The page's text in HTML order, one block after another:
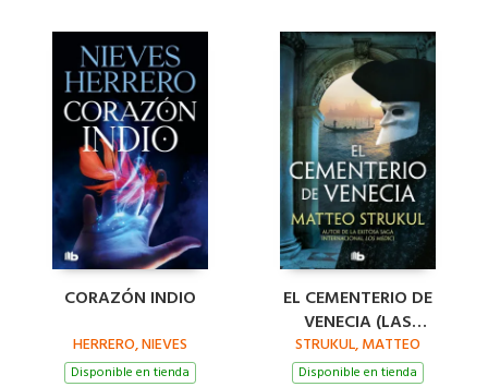
CORAZÓN INDIO
HERRERO, NIEVES
Disponible en tienda
EL CEMENTERIO DE
VENECIA (LAS
PESQUISAS DE
CANALETTO 1)
STRUKUL, MATTEO
Disponible en tienda